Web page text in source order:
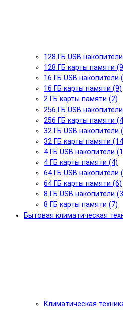
128 ГБ USB
128 ГБ карты памяти
16 ГБ USB накопители
16 ГБ карты памяти (9)
2 ГБ карты памяти (2)
256 ГБ USB
256 ГБ карты памяти
32 ГБ USB накопители
32 ГБ карты памяти
4 ГБ USB накопители
4 ГБ карты памяти (4)
64 ГБ USB накопители
64 ГБ карты памяти (6)
8 ГБ USB накопители
8 ГБ карты памяти (7)
Бытовая климатическая
Климатическая